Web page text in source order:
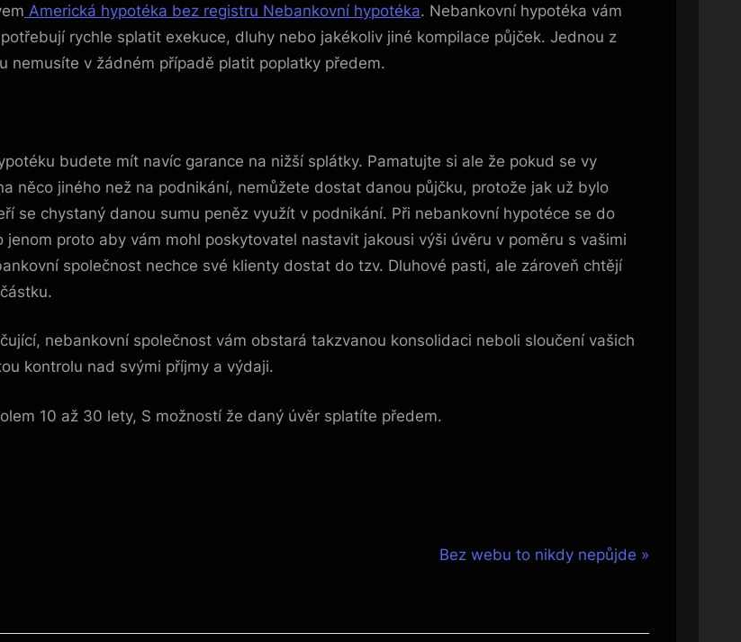
Americká hypotéka bez registru Nebankovní hypotéka. Nebankovní hypotéka vám
rychle splatit exekuce, dluhy nebo jakékoliv jiné kompilace půjček. Jednou z
nemusíte v žádném případě platit poplatky předem.
budete mít navíc garance na nižší splátky. Pamatujte si ale že pokud se vy
něco jiného než na podnikání, nemůžete dostat danou půjčku, protože jak už bylo
se chystaný danou sumu peněz využít v podnikání. Při nebankovní hypotéce se do
proto aby vám mohl poskytovatel nastavit jakousi výši úvěru v poměru s vašimi
společnost nechce své klienty dostat do tzv. Dluhové pasti, ale zároveň chtějí
nebankovní společnost vám obstará takzvanou konsolidaci neboli sloučení vašich
kontrolu nad svými příjmy a výdaji.
10 až 30 lety, S možností že daný úvěr splatíte předem.
N
t
Bez webu to nikdy nepůjde